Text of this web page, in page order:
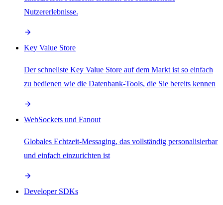
Nutzererlebnisse.
Key Value Store
Der schnellste Key Value Store auf dem Markt ist so einfach
zu bedienen wie die Datenbank-Tools, die Sie bereits kennen
WebSockets und Fanout
Globales Echtzeit-Messaging, das vollständig personalisierbar
und einfach einzurichten ist
Developer SDKs